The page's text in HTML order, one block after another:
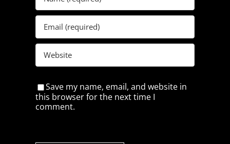
Save my name, email, and website in
this browser for the next time I
comment.